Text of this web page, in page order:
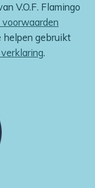
V.O.F. Flamingo
voorwaarden
helpen gebruikt
.